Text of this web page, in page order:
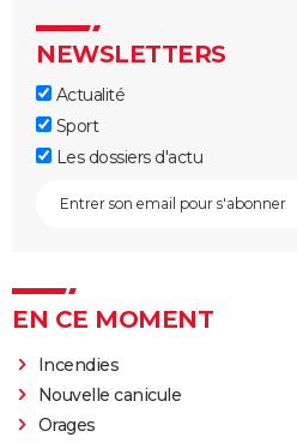
NEWSLETTERS
Actualité
Sport
Les dossiers d'actu
EN CE MOMENT
Incendies
Nouvelle canicule
Orages